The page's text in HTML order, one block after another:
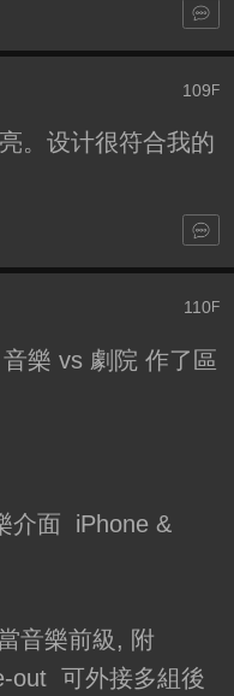
109F
。设计很符合我的
110F
樂 vs 劇院 作了區
介面 iPhone &
音樂前級, 附
out 可外接多組後